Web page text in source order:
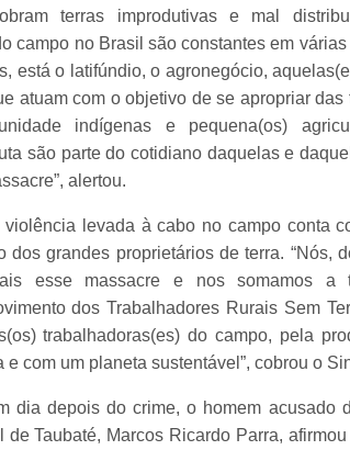
terras improdutivas e mal
campo no Brasil são constantes em
está o latifúndio, o agronegócio,
atuam com o objetivo de se apropriar
indígenas e pequena(os)
são parte do cotidiano daquelas e
alertou.
levada à cabo no campo conta
dos grandes proprietários de terra. “Nós,
esse massacre e nos somamos a
dos Trabalhadores Rurais Sem
trabalhadoras(es) do campo, pela
e com um planeta sustentável”, cobrou o
dia depois do crime, o homem acusado
de Taubaté, Marcos Ricardo Parra,